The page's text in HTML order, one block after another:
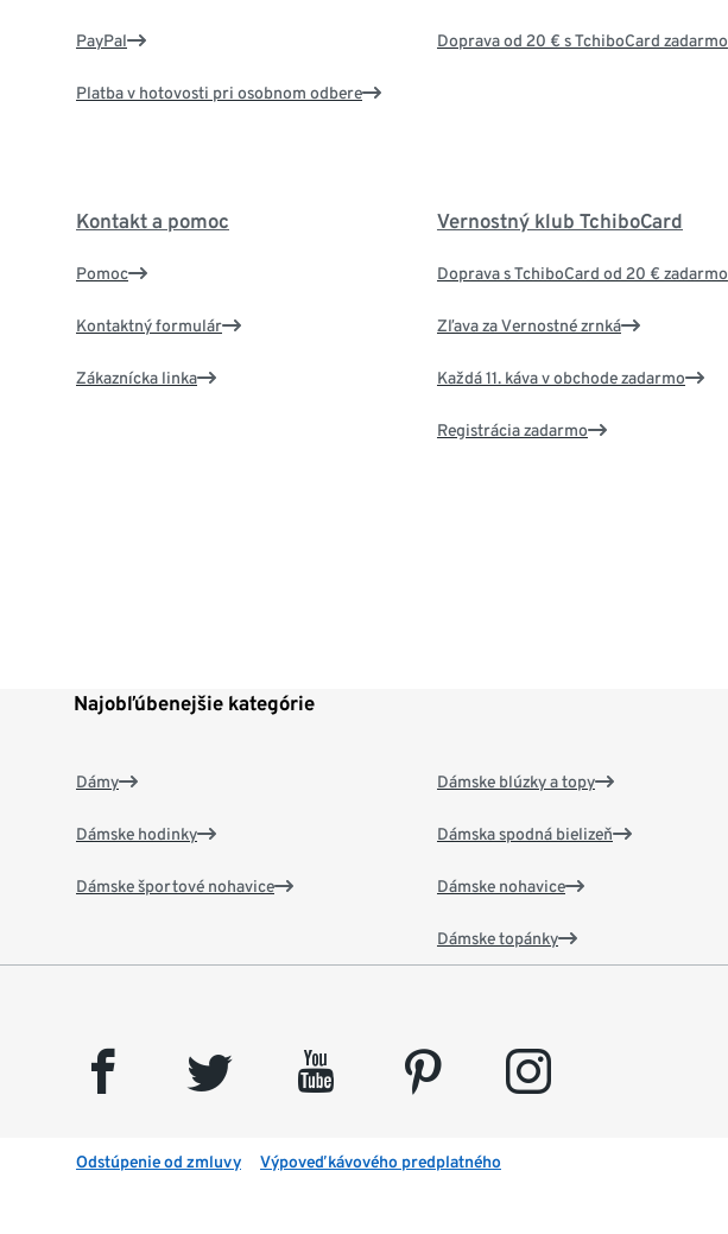
PayPal
Platba v hotovosti pri osobnom odbere
Doprava od 20 € s TchiboCard zadarmo
Kontakt a pomoc
Pomoc
Kontaktný formulár
Zákaznícka linka
Vernostný klub TchiboCard
Doprava s TchiboCard od 20 € zadarmo
Zľava za Vernostné zrnká
Každá 11. káva v obchode zadarmo
Registrácia zadarmo
Najobľúbenejšie kategórie
Dámy
Dámske hodinky
Dámske športové nohavice
Dámske blúzky a topy
Dámska spodná bielizeň
Dámske nohavice
Dámske topánky
facebook twitter youtube pinterest instagram
Odstúpenie od zmluvy Výpoveď kávového predplatného